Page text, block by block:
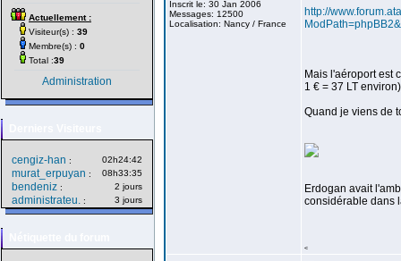
Actuellement :
Visiteur(s) : 39
Membre(s) : 0
Total :39
Administration
cengiz-han : 02h24:42
murat_erpuyan : 08h33:35
bendeniz : 2 jours
administrateu. : 3 jours
Inscrit le: 30 Jan 2006
Messages: 12500
Localisation: Nancy / France
http://
Mais l'aéroport est
1 € = 37 LT
Quand je viens de
Erdogan avait
considérable dans
<